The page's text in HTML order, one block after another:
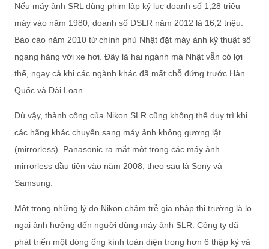
Nếu máy ảnh SRL dùng phim lập kỷ lục doanh số 1,28 triệu
máy vào năm 1980, doanh số DSLR năm 2012 là 16,2 triệu.
Báo cáo năm 2010 từ chính phủ Nhật đặt máy ảnh kỹ thuật số
ngang hàng với xe hơi. Đây là hai ngành mà Nhật vẫn có lợi
thế, ngay cả khi các ngành khác đã mất chỗ đứng trước Hàn
Quốc và Đài Loan.
Dù vậy, thành công của Nikon SLR cũng không thể duy trì khi
các hãng khác chuyển sang máy ảnh không gương lật
(mirrorless). Panasonic ra mắt một trong các máy ảnh
mirrorless đầu tiên vào năm 2008, theo sau là Sony và
Samsung.
Một trong những lý do Nikon chậm trễ gia nhập thị trường là lo
ngại ảnh hưởng đến người dùng máy ảnh SLR. Công ty đã
phát triển một dòng ống kính toàn diện trong hơn 6 thập kỷ và